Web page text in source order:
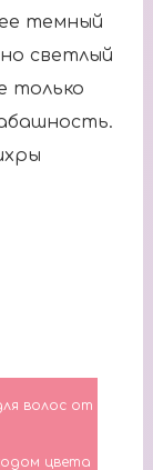
темный
светлый
только
волос от
цвета